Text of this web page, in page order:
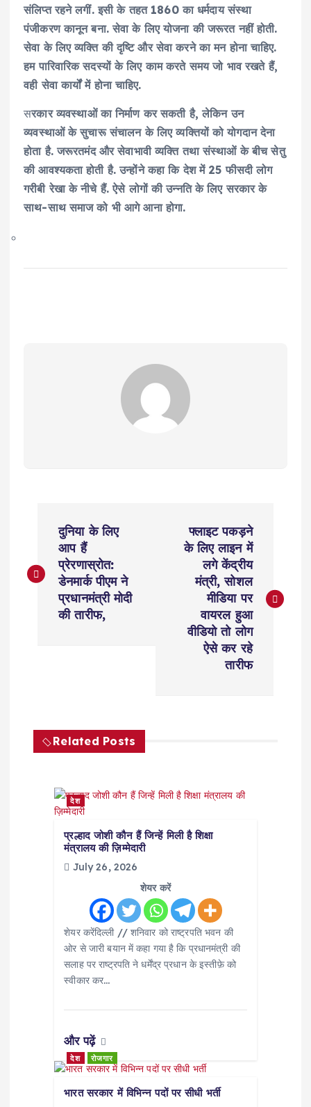
संलिप्त रहने लगीं. इसी के तहत 1860 का धर्मदाय संस्था
पंजीकरण कानून बना. सेवा के लिए योजना की जरूरत नहीं होती.
सेवा के लिए व्यक्ति की दृष्टि और सेवा करने का मन होना चाहिए.
हम पारिवारिक सदस्यों के लिए काम करते समय जो भाव रखते हैं,
वही सेवा कार्यों में होना चाहिए.
सरकार व्यवस्थाओं का निर्माण कर सकती है, लेकिन उन
व्यवस्थाओं के सुचारू संचालन के लिए व्यक्तियों को योगदान देना
होता है. जरूरतमंद और सेवाभावी व्यक्ति तथा संस्थाओं के बीच सेतु
की आवश्यकता होती है. उन्होंने कहा कि देश में 25 फीसदी लोग
गरीबी रेखा के नीचे हैं. ऐसे लोगों की उन्नति के लिए सरकार के
साथ-साथ समाज को भी आगे आना होगा.
s
v
दुनिया के लिए
आप हैं
प्रेरणास्रोत:
डेनमार्क पीएम ने
प्रधानमंत्री मोदी
की तारीफ,
फ्लाइट पकड़ने
के लिए लाइन में
लगे केंद्रीय
मंत्री, सोशल
मीडिया पर
वायरल हुआ
वीडियो तो लोग
ऐसे कर रहे
तारीफ
Related Posts
देश
प्रल्हाद जोशी कौन हैं जिन्हें मिली है शिक्षा
मंत्रालय की ज़िम्मेदारी
July 26, 2026
शेयर करें
शेयर करेंदिल्ली // शनिवार को राष्ट्रपति भवन की
ओर से जारी बयान में कहा गया है कि प्रधानमंत्री की
सलाह पर राष्ट्रपति ने धर्मेंद्र प्रधान के इस्तीफ़े को
स्वीकार कर…
और पढ़ें
देश रोजगार
भारत सरकार में विभिन्न पदों पर सीधी भर्ती